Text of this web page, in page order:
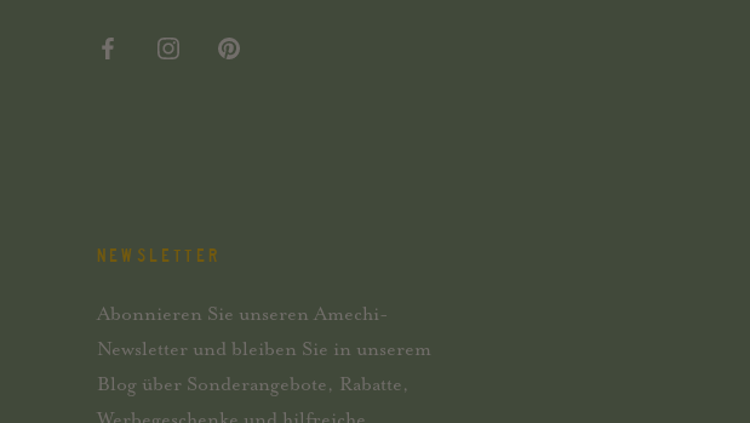
NEWSLETTER
Abonnieren Sie unseren Amechi-
Newsletter und bleiben Sie in unserem
Blog über Sonderangebote, Rabatte,